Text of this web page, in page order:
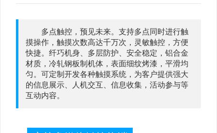
多点触控，预见未来。支持多点同时进行触
摸操作，触摸次数高达千万次，灵敏触控，方便
快捷。纤巧机身、多层防护、安全稳定，铝合金
材质，冷轧钢板制机体，表面细纹烤漆，平滑均
匀。可定制开发各种触摸系统，为客户提供强大
的信息展示、人机交互、信息收集，活动参与等
互动内容。